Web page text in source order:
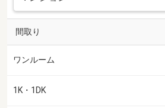
間取り
ワンルーム
1K・1DK